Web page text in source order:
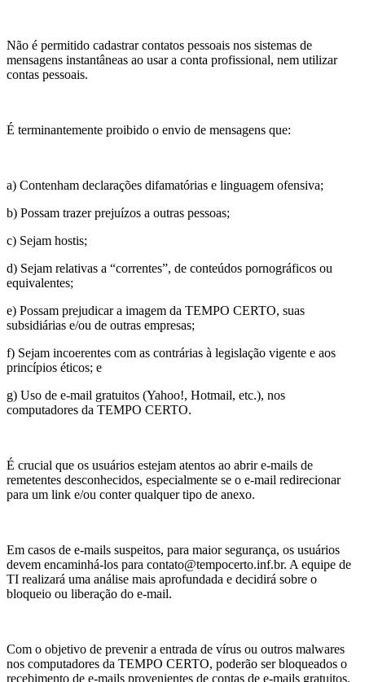
Não é permitido cadastrar contatos pessoais nos sistemas de
mensagens instantâneas ao usar a conta profissional, nem utilizar
contas pessoais.
É terminantemente proibido o envio de mensagens que:
a) Contenham declarações difamatórias e linguagem ofensiva;
b) Possam trazer prejuízos a outras pessoas;
c) Sejam hostis;
d) Sejam relativas a “correntes”, de conteúdos pornográficos ou
equivalentes;
e) Possam prejudicar a imagem da TEMPO CERTO, suas
subsidiárias e/ou de outras empresas;
f) Sejam incoerentes com as contrárias à legislação vigente e aos
princípios éticos; e
g) Uso de e-mail gratuitos (Yahoo!, Hotmail, etc.), nos
computadores da TEMPO CERTO.
É crucial que os usuários estejam atentos ao abrir e-mails de
remetentes desconhecidos, especialmente se o e-mail redirecionar
para um link e/ou conter qualquer tipo de anexo.
Em casos de e-mails suspeitos, para maior segurança, os usuários
devem encaminhá-los para contato@tempocerto.inf.br. A equipe de
TI realizará uma análise mais aprofundada e decidirá sobre o
bloqueio ou liberação do e-mail.
Com o objetivo de prevenir a entrada de vírus ou outros malwares
nos computadores da TEMPO CERTO, poderão ser bloqueados o
recebimento de e-mails provenientes de contas de e-mails gratuitos.